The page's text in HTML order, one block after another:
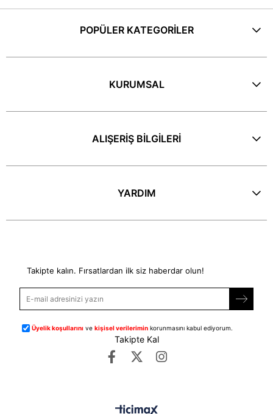
POPÜLER KATEGORİLER
KURUMSAL
ALIŞERİŞ BİLGİLERİ
YARDIM
Takipte kalın. Fırsatlardan ilk siz haberdar olun!
Üyelik koşullarını vekişisel verilerimin korunmasını kabul ediyorum.
Takipte Kal